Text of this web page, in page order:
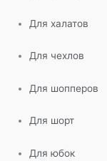
Для халатов
Для чехлов
Для шопперов
Для шорт
Для юбок